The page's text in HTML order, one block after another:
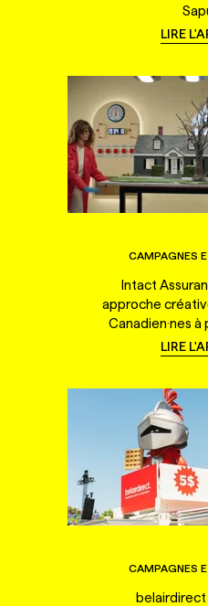
LIRE
CAMPAGNES
Intact
approche
Canadien·nes à
LIRE
CAMPAGNES
belairdirect